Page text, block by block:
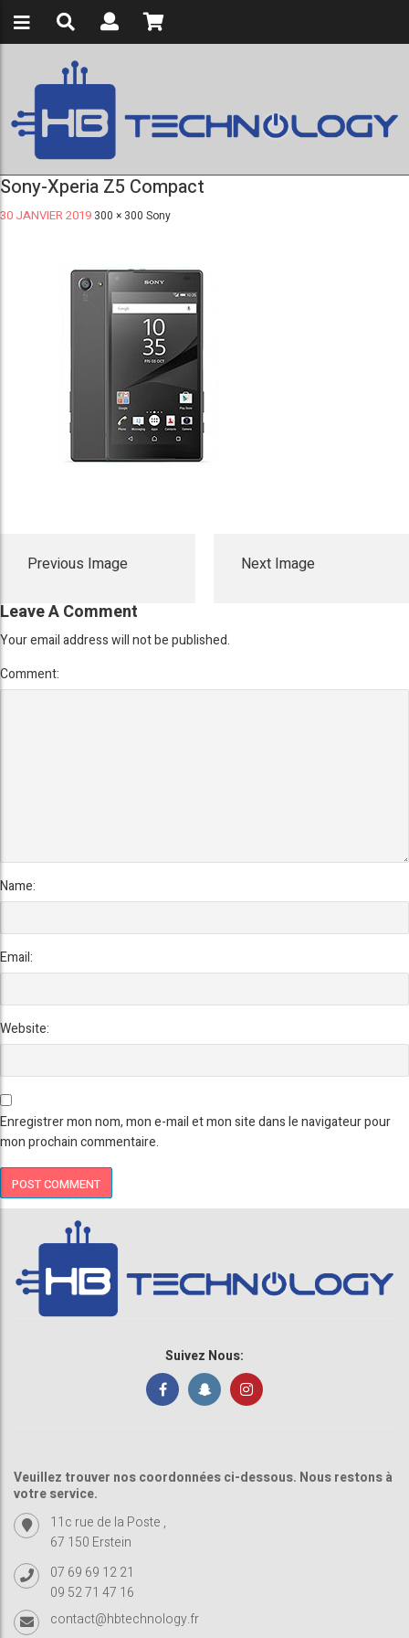
Sony-Xperia Z5 Compact
30 JANVIER 2019 300 × 300 Sony
Previous Image Next Image
Leave A Comment
Your email address will not be published.
Comment:
Name:
Email:
Website:
Enregistrer mon nom, mon e-mail et mon site dans le navigateur pour
mon prochain commentaire.
Suivez Nous:
Veuillez trouver nos coordonnées ci-dessous. Nous restons à
votre service.
11c rue de la Poste ,
67 150 Erstein
07 69 69 12 21
09 52 71 47 16
contact@hbtechnology.fr